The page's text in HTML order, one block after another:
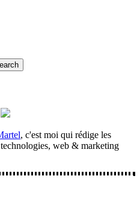
, c'est moi qui rédige les
web & marketing